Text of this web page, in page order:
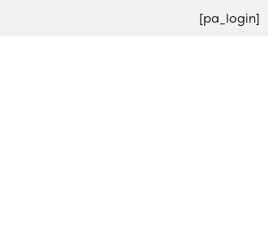
[pa_login]